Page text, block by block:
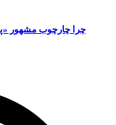
چرا چارچوب مشهور